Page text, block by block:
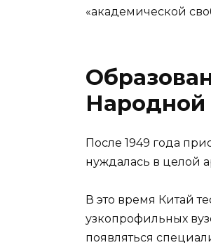
«академической
Народной
После 1949 года
нуждалась в целой
В это время Китай
узкопрофильных
появляться